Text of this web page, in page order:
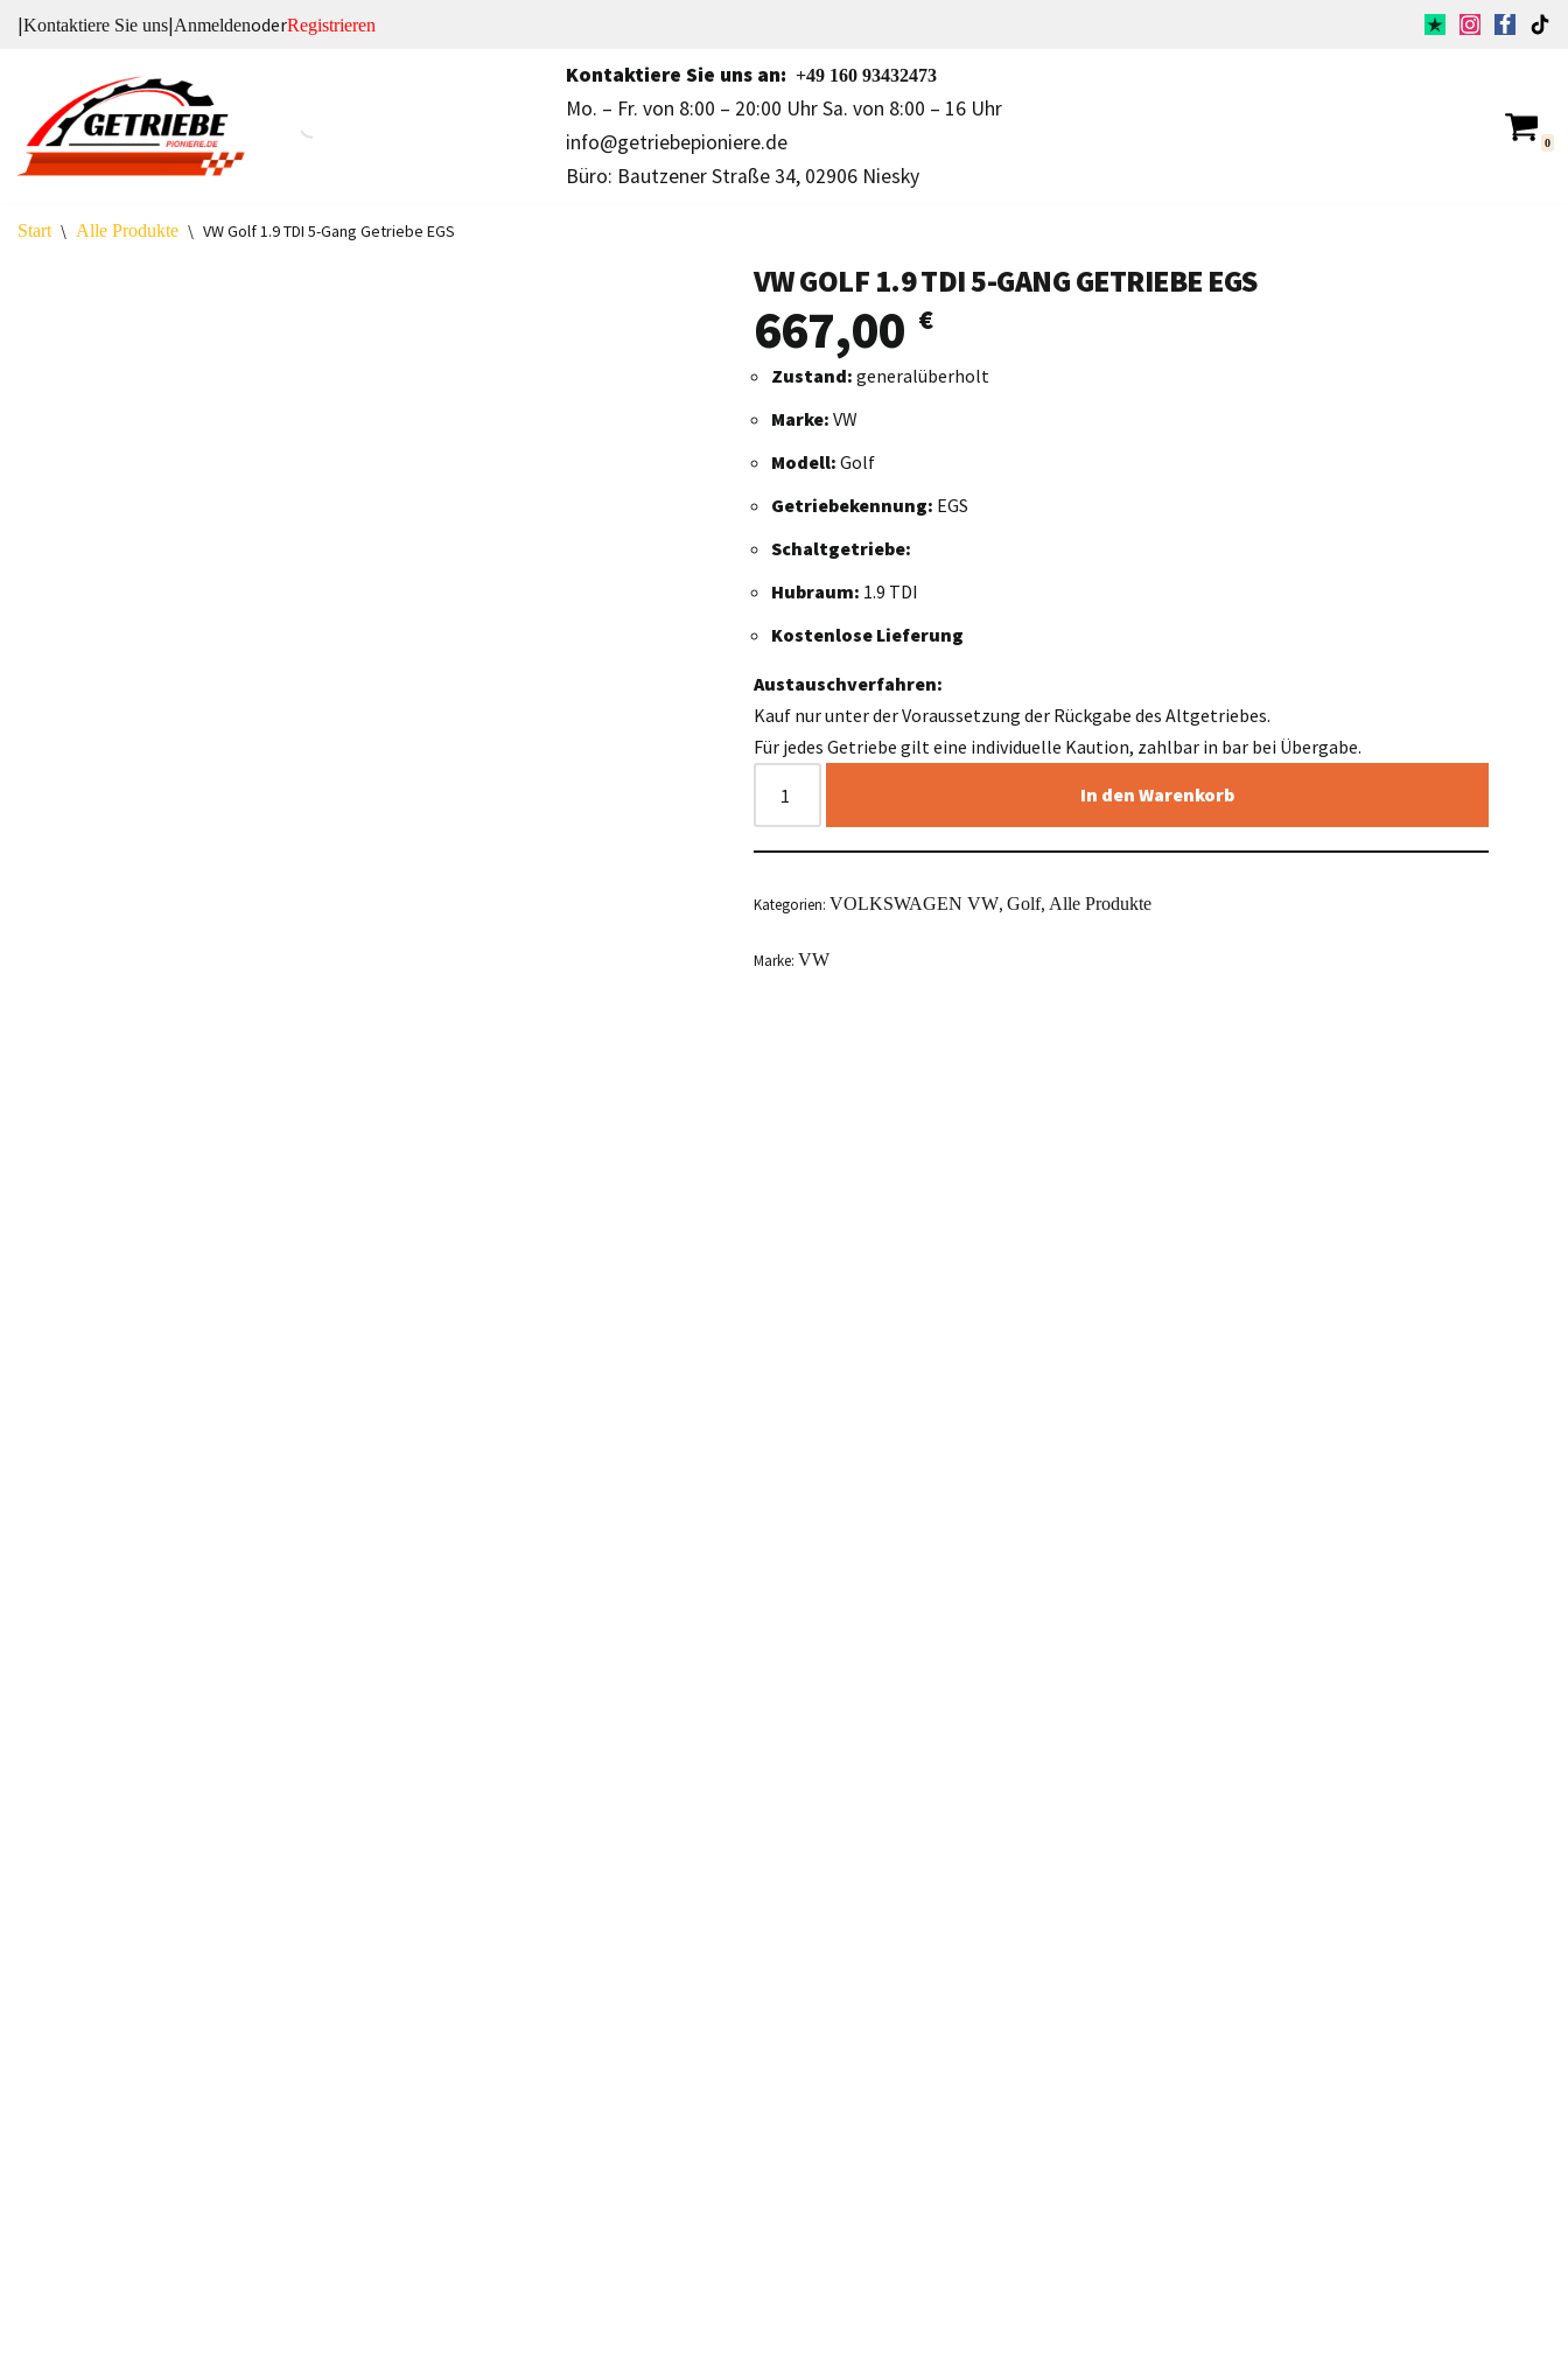
springen
|Kontaktiere Sie uns|AnmeldenoderRegistrieren
Kontaktiere Sie uns an: +49 160 93432473
Mo. – Fr. von 8:00 – 20:00 Uhr Sa. von 8:00 – 16 Uhr
info@getriebepioniere.de
Büro: Bautzener Straße 34, 02906 Niesky
0
Start \ Alle Produkte \ VW Golf 1.9 TDI 5-Gang Getriebe EGS
VW GOLF 1.9 TDI 5-GANG GETRIEBE EGS
667,00 €
Zustand: generalüberholt
Marke: VW
Modell: Golf
Getriebekennung: EGS
Schaltgetriebe:
Hubraum: 1.9 TDI
Kostenlose Lieferung
Austauschverfahren:
Kauf nur unter der Voraussetzung der Rückgabe des Altgetriebes.
Für jedes Getriebe gilt eine individuelle Kaution, zahlbar in bar bei Übergabe.
In den Warenkorb
Kategorien: VOLKSWAGEN VW, Golf, Alle Produkte
Marke: VW